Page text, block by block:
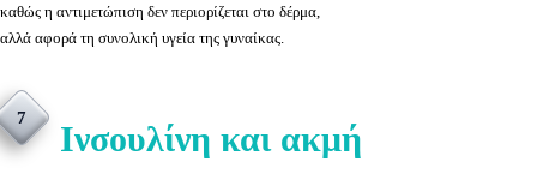
καθώς η αντιμετώπιση δεν περιορίζεται στο δέρμα,
αλλά αφορά τη συνολική υγεία της γυναίκας.
7
Ινσουλίνη και ακμή